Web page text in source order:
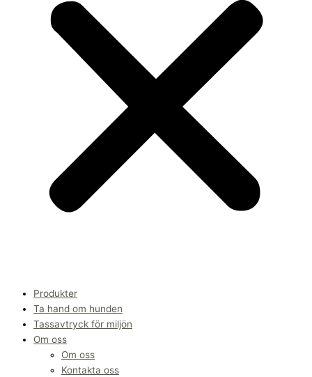
Produkter
Ta hand om hunden
Tassavtryck för miljön
Om oss
Om oss
Kontakta oss